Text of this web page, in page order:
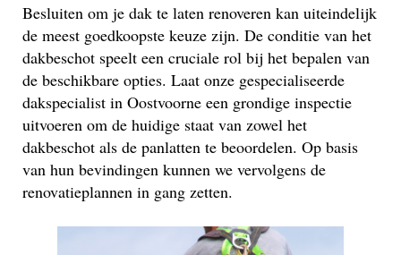
Besluiten om je dak te laten renoveren kan uiteindelijk
de meest goedkoopste keuze zijn. De conditie van het
dakbeschot speelt een cruciale rol bij het bepalen van
de beschikbare opties. Laat onze gespecialiseerde
dakspecialist in Oostvoorne een grondige inspectie
uitvoeren om de huidige staat van zowel het
dakbeschot als de panlatten te beoordelen. Op basis
van hun bevindingen kunnen we vervolgens de
renovatieplannen in gang zetten.